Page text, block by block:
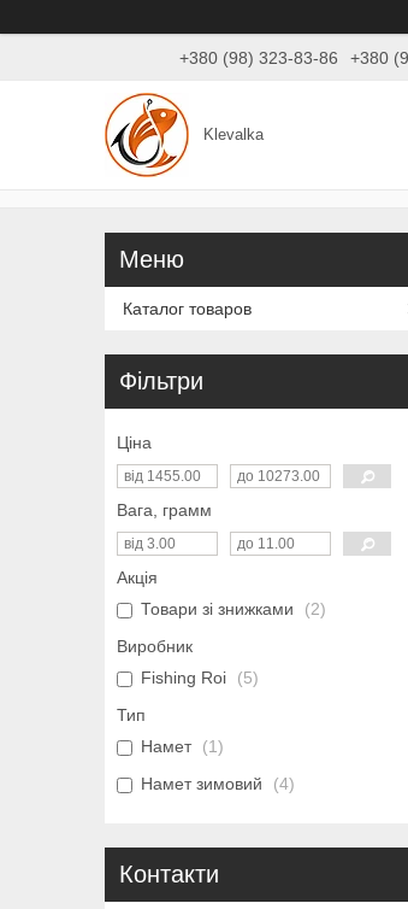
+380 (98) 323-83-86 +380
Klevalka
Каталог товаров
Фільтри
Ціна
Вага, грамм
Акція
Товари зі знижками
2
Виробник
Fishing Roi
5
Тип
Намет
1
Намет зимовий
4
Контакти